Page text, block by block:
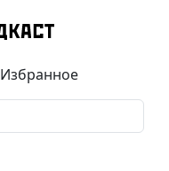
Избранное